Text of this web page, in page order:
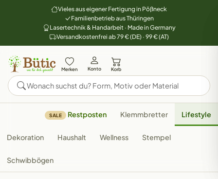
Vieles aus eigener Fertigung in Pößneck
Familienbetrieb aus Thüringen
Lasertechnik & Handarbeit · Made in Germany
Versandkostenfrei ab 79 € (DE) · 99 € (AT)
Merken Konto Korb
SALE Restposten Klemmbretter Lifestyle
Dekoration Haushalt Wellness Stempel
Schwibbögen